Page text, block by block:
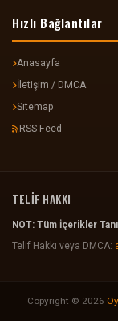
Hızlı Bağlantılar
Anasayfa
İletişim / DMCA
Sitemap
RSS Feed
TELİF HAKKI
NOT: Tüm İçerikler
Telif Hakkı veya DMCA:
Copyright © 2026